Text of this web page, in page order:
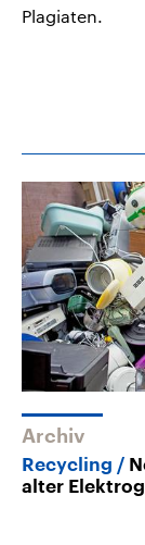
Plagiaten.
Archiv
Recycling
alter